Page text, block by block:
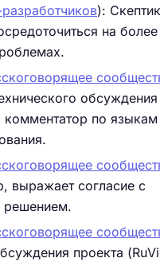
):
на более
обсуждения
комментатор по языкам
выражает согласие с
решением.
проекта